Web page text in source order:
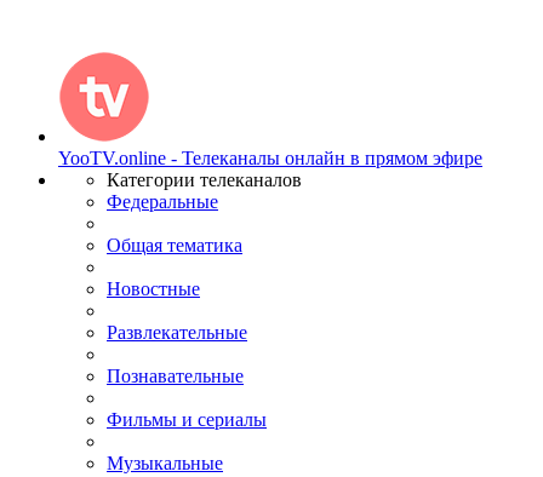
YooTV.online - Телеканалы онлайн в прямом эфире
Категории телеканалов
Федеральные
Общая тематика
Новостные
Развлекательные
Познавательные
Фильмы и сериалы
Музыкальные